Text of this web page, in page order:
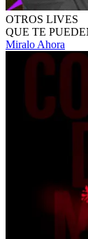
OTROS LIVES
QUE TE
Miralo Ahora